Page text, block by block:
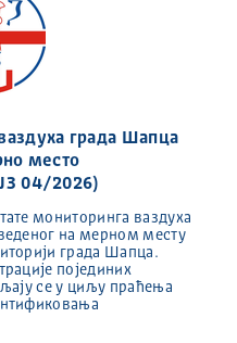
града Шапца
место
04/2026)
мониторинга ваздуха
на мерном месту
града Шапца.
појединих
се у циљу праћења